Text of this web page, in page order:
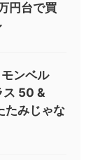
円台で買
ンベル
ス 50 &
たみじゃな